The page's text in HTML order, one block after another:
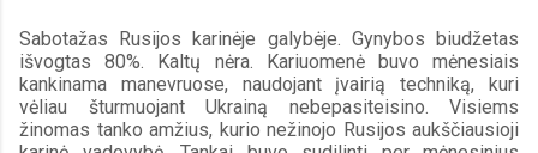
Sabotažas Rusijos karinėje galybėje. Gynybos biudžetas
išvogtas 80%. Kaltų nėra. Kariuomenė buvo mėnesiais
kankinama manevruose, naudojant įvairią techniką, kuri
vėliau šturmuojant Ukrainą nebepasiteisino. Visiems
žinomas tanko amžius, kurio nežinojo Rusijos aukščiausioji